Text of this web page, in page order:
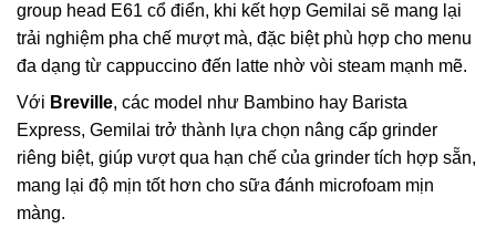
group head E61 cổ điển, khi kết hợp Gemilai sẽ mang lại
trải nghiệm pha chế mượt mà, đặc biệt phù hợp cho menu
đa dạng từ cappuccino đến latte nhờ vòi steam mạnh mẽ.
Với Breville, các model như Bambino hay Barista
Express, Gemilai trở thành lựa chọn nâng cấp grinder
riêng biệt, giúp vượt qua hạn chế của grinder tích hợp sẵn,
mang lại độ mịn tốt hơn cho sữa đánh microfoam mịn
màng.